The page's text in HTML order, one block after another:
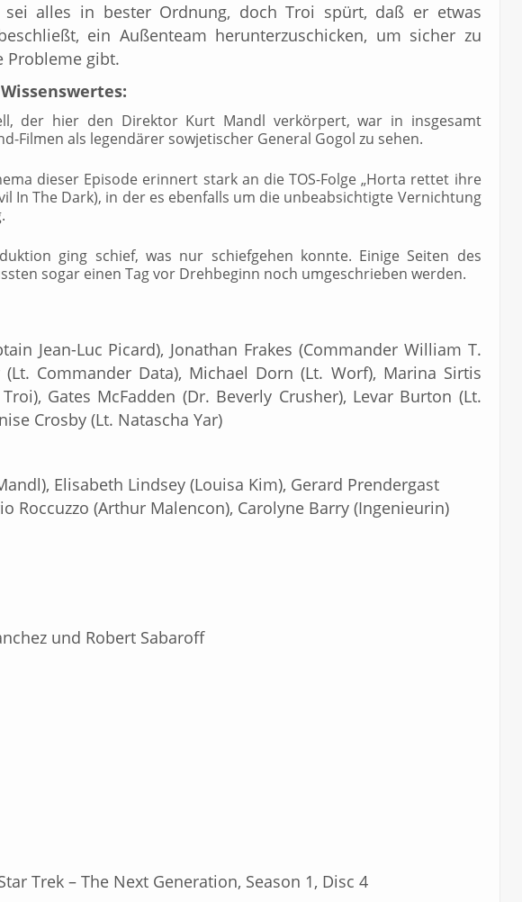
sei alles in bester Ordnung, doch Troi spürt, daß er etwas
ein Außenteam herunterzuschicken, um sicher zu
Probleme gibt.
der hier den Direktor Kurt Mandl verkörpert, war in insgesamt
Filmen als legendärer sowjetischer General Gogol zu sehen.
dieser Episode erinnert stark an die TOS-Folge „Horta rettet ihre
In The Dark), in der es ebenfalls um die unbeabsichtigte Vernichtung
ging schief, was nur schiefgehen konnte. Einige Seiten des
sogar einen Tag vor Drehbeginn noch umgeschrieben werden.
Jean-Luc Picard), Jonathan Frakes (Commander William T.
(Lt. Commander Data), Michael Dorn (Lt. Worf), Marina Sirtis
Gates McFadden (Dr. Beverly Crusher), Levar Burton (Lt.
Crosby (Lt. Natascha Yar)
Elisabeth Lindsey (Louisa Kim), Gerard Prendergast
Roccuzzo (Arthur Malencon), Carolyne Barry (Ingenieurin)
und Robert Sabaroff
Trek – The Next Generation, Season 1, Disc 4